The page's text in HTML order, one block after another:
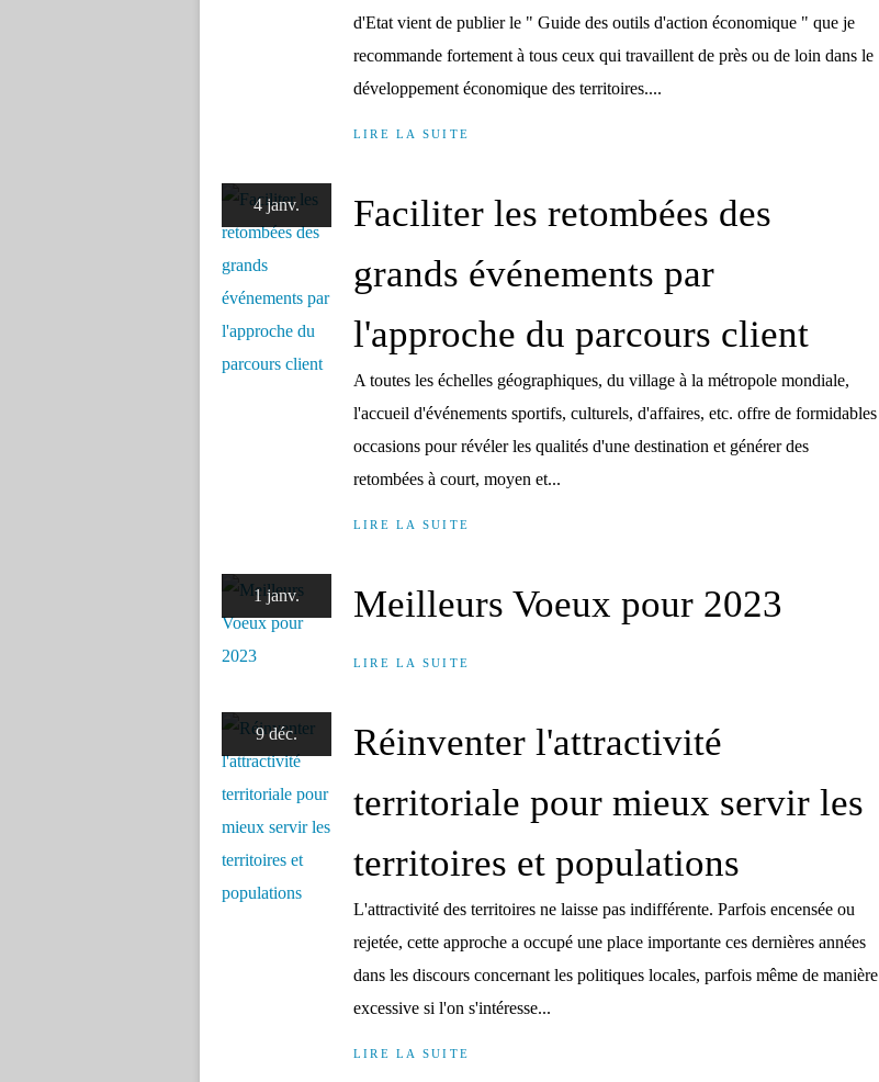
d'Etat vient de publier le " Guide des outils d'action économique " que je
recommande fortement à tous ceux qui travaillent de près ou de loin dans le
développement économique des territoires....
LIRE LA SUITE
4 janv.
Faciliter les retombées des
grands événements par
l'approche du parcours client
A toutes les échelles géographiques, du village à la métropole mondiale,
l'accueil d'événements sportifs, culturels, d'affaires, etc. offre de formidables
occasions pour révéler les qualités d'une destination et générer des
retombées à court, moyen et...
LIRE LA SUITE
1 janv. Meilleurs Voeux pour 2023
LIRE LA SUITE
9 déc.
Réinventer l'attractivité
territoriale pour mieux servir les
territoires et populations
L'attractivité des territoires ne laisse pas indifférente. Parfois encensée ou
rejetée, cette approche a occupé une place importante ces dernières années
dans les discours concernant les politiques locales, parfois même de manière
excessive si l'on s'intéresse...
LIRE LA SUITE